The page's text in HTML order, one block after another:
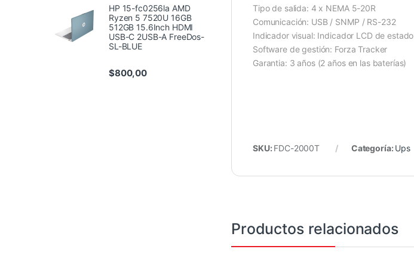
Tipo de salida: 4 x NEMA 5-20R
Comunicación: USB / SNMP / RS-232
Indicador visual: Indicador LCD de estado
Software de gestión: Forza Tracker
Garantia: 3 años (2 años en las baterías)
SKU: FDC-2000T Categoría: Ups
Productos relacionados
HP 15-fc0256la AMD
Ryzen 5 7520U 16GB
512GB 15.6Inch HDMI
USB-C 2USB-A FreeDos-
SL-BLUE
$800,00